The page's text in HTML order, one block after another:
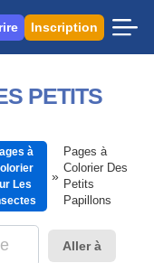
Inscription
PETITS
à
Les
Pages à
Colorier Des
Petits
Papillons
Aller à